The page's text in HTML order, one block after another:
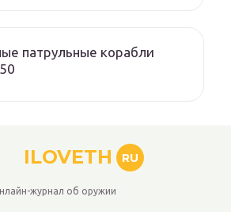
патрульные корабли
ILOVETH RU
журнал об оружии